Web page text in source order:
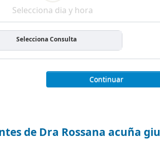
Selecciona dia y hora
Selecciona Consulta
Continuar
de Dra Rossana acuña